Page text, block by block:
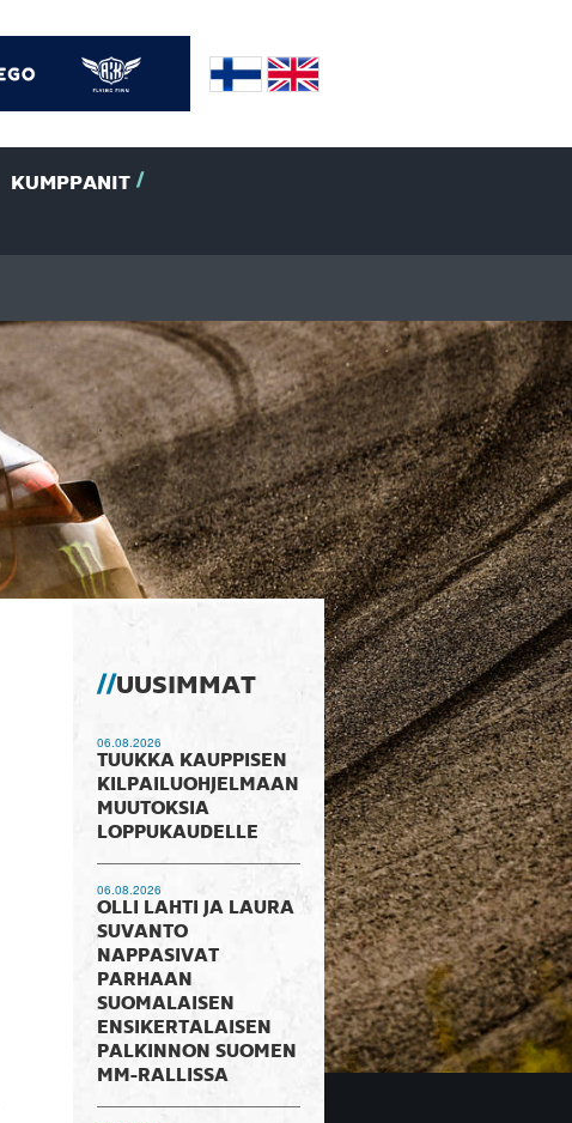
KUMPPANIT
UUSIMMAT
06.08.2026
TUUKKA KAUPPISEN
KILPAILUOHJELMAAN
MUUTOKSIA
LOPPUKAUDELLE
06.08.2026
OLLI LAHTI JA LAURA
SUVANTO
NAPPASIVAT
PARHAAN
SUOMALAISEN
ENSIKERTALAISEN
PALKINNON SUOMEN
MM-RALLISSA